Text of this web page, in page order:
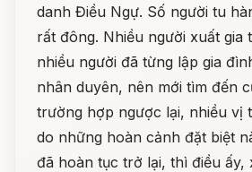
danh Điều Ngự. Số người tu
rất đông. Nhiều người xuất gia
nhiều người đã từng lập gia
nhân duyên, nên mới tìm đến
trường hợp ngược lại, nhiều vị
do những hoàn cảnh đặt biệt
đã hoàn tục trở lại, thì điều ấy,